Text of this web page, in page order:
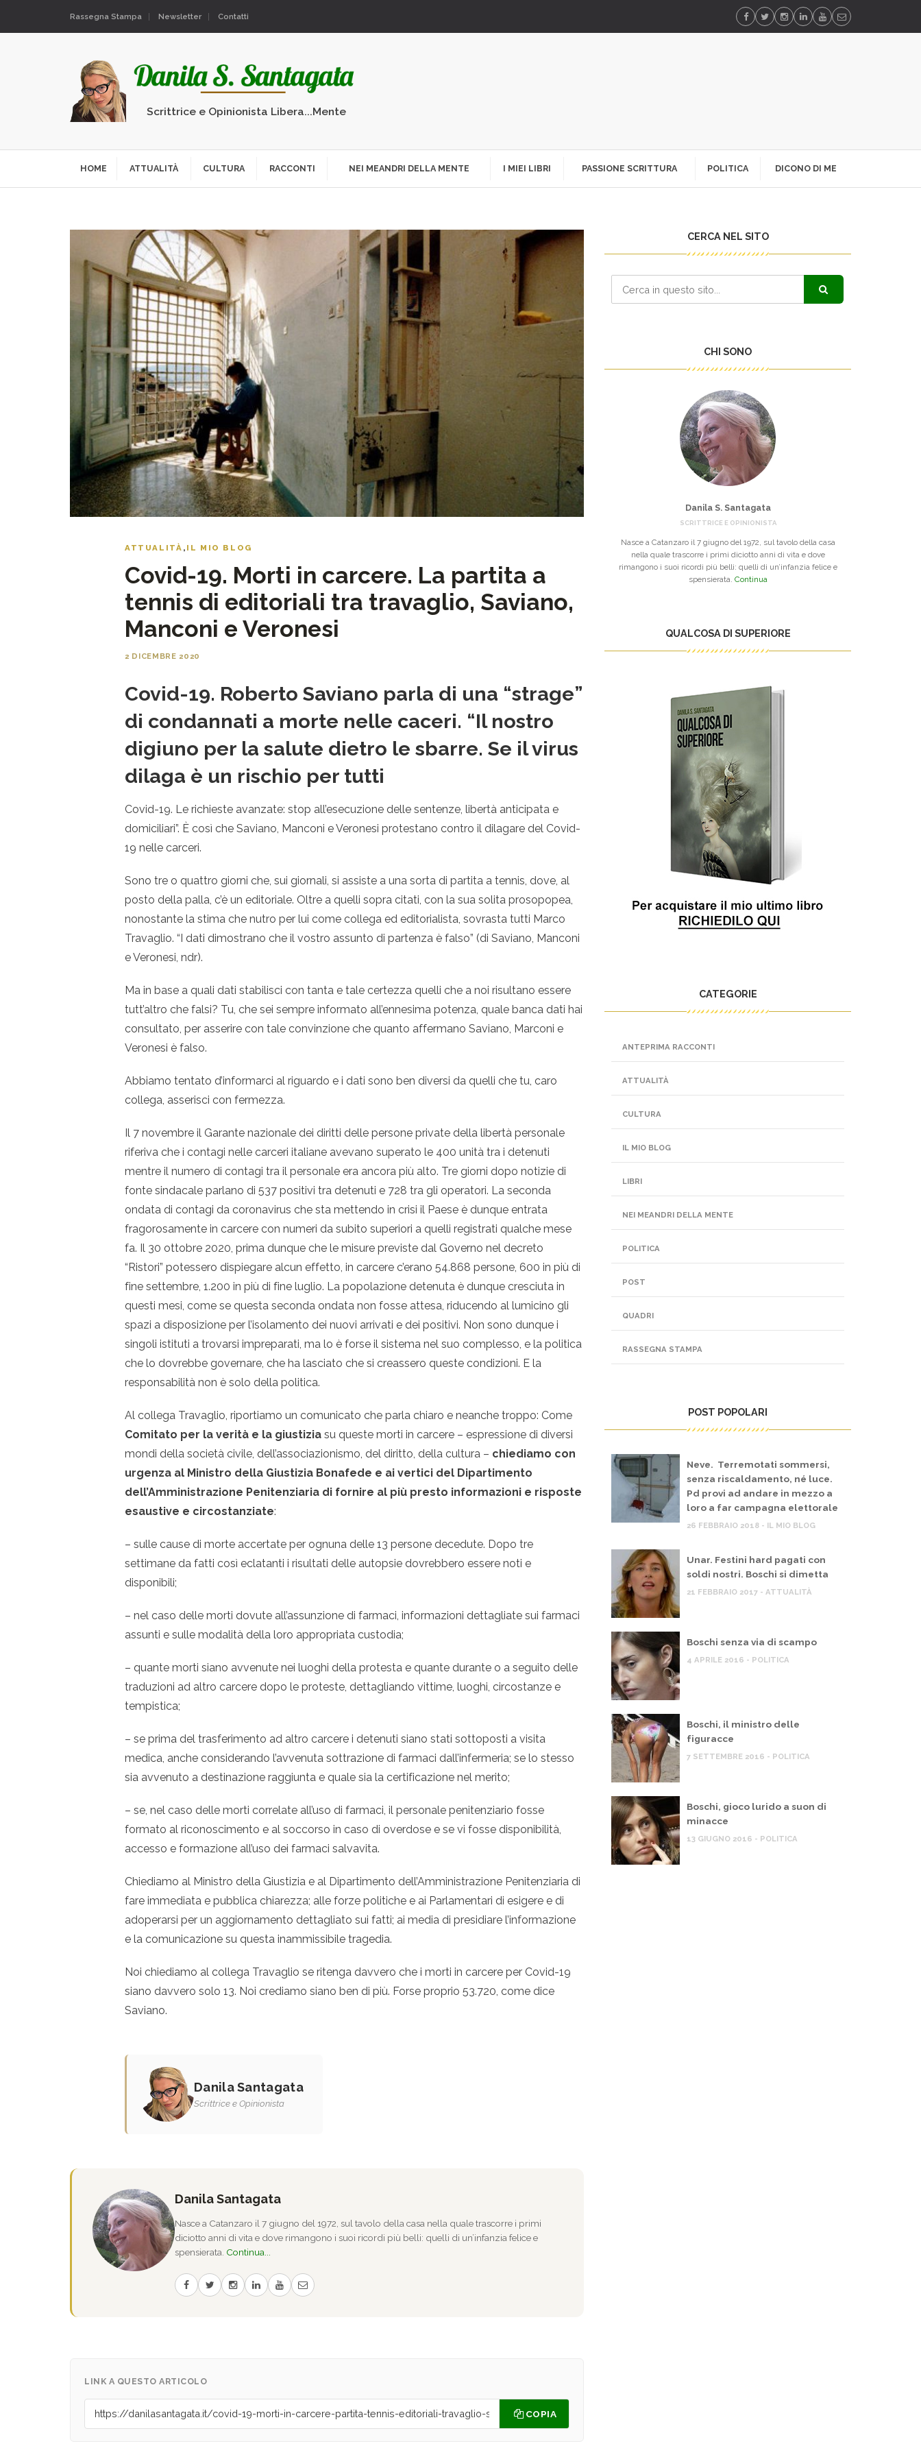
Rassegna Stampa Newsletter Contatti
Scrittrice e Opinionista Libera...Mente
HOME ATTUALITÀ CULTURA RACCONTI NEI MEANDRI DELLA MENTE I MIEI LIBRI PASSIONE SCRITTURA POLITICA DICONO DI ME
ATTUALITÀ , IL MIO BLOG
Covid-19. Morti in carcere. La partita a
tennis di editoriali tra travaglio, Saviano,
Manconi e Veronesi
2 DICEMBRE 2020
Covid-19. Roberto Saviano parla di una “strage”
di condannati a morte nelle caceri. “Il nostro
digiuno per la salute dietro le sbarre. Se il virus
dilaga è un rischio per tutti
Covid-19. Le richieste avanzate: stop all’esecuzione delle sentenze, libertà anticipata e
domiciliari”. È così che Saviano, Manconi e Veronesi protestano contro il dilagare del Covid-
19 nelle carceri.
Sono tre o quattro giorni che, sui giornali, si assiste a una sorta di partita a tennis, dove, al
posto della palla, c’è un editoriale. Oltre a quelli sopra citati, con la sua solita prosopopea,
nonostante la stima che nutro per lui come collega ed editorialista, sovrasta tutti Marco
Travaglio. “I dati dimostrano che il vostro assunto di partenza è falso” (di Saviano, Manconi
e Veronesi, ndr).
Ma in base a quali dati stabilisci con tanta e tale certezza quelli che a noi risultano essere
tutt’altro che falsi? Tu, che sei sempre informato all’ennesima potenza, quale banca dati hai
consultato, per asserire con tale convinzione che quanto affermano Saviano, Marconi e
Veronesi è falso.
Abbiamo tentato d’informarci al riguardo e i dati sono ben diversi da quelli che tu, caro
collega, asserisci con fermezza.
Il 7 novembre il Garante nazionale dei diritti delle persone private della libertà personale
riferiva che i contagi nelle carceri italiane avevano superato le 400 unità tra i detenuti
mentre il numero di contagi tra il personale era ancora più alto. Tre giorni dopo notizie di
fonte sindacale parlano di 537 positivi tra detenuti e 728 tra gli operatori. La seconda
ondata di contagi da coronavirus che sta mettendo in crisi il Paese è dunque entrata
fragorosamente in carcere con numeri da subito superiori a quelli registrati qualche mese
fa. Il 30 ottobre 2020, prima dunque che le misure previste dal Governo nel decreto
“Ristori” potessero dispiegare alcun effetto, in carcere c’erano 54.868 persone, 600 in più di
fine settembre, 1.200 in più di fine luglio. La popolazione detenuta è dunque cresciuta in
questi mesi, come se questa seconda ondata non fosse attesa, riducendo al lumicino gli
spazi a disposizione per l’isolamento dei nuovi arrivati e dei positivi. Non sono dunque i
singoli istituti a trovarsi impreparati, ma lo è forse il sistema nel suo complesso, e la politica
che lo dovrebbe governare, che ha lasciato che si creassero queste condizioni. E la
responsabilità non è solo della politica.
Al collega Travaglio, riportiamo un comunicato che parla chiaro e neanche troppo: Come
Comitato per la verità e la giustizia su queste morti in carcere – espressione di diversi
mondi della società civile, dell’associazionismo, del diritto, della cultura – chiediamo con
urgenza al Ministro della Giustizia Bonafede e ai vertici del Dipartimento
dell’Amministrazione Penitenziaria di fornire al più presto informazioni e risposte
esaustive e circostanziate:
– sulle cause di morte accertate per ognuna delle 13 persone decedute. Dopo tre
settimane da fatti così eclatanti i risultati delle autopsie dovrebbero essere noti e
disponibili;
– nel caso delle morti dovute all’assunzione di farmaci, informazioni dettagliate sui farmaci
assunti e sulle modalità della loro appropriata custodia;
– quante morti siano avvenute nei luoghi della protesta e quante durante o a seguito delle
traduzioni ad altro carcere dopo le proteste, dettagliando vittime, luoghi, circostanze e
tempistica;
– se prima del trasferimento ad altro carcere i detenuti siano stati sottoposti a visita
medica, anche considerando l’avvenuta sottrazione di farmaci dall’infermeria; se lo stesso
sia avvenuto a destinazione raggiunta e quale sia la certificazione nel merito;
– se, nel caso delle morti correlate all’uso di farmaci, il personale penitenziario fosse
formato al riconoscimento e al soccorso in caso di overdose e se vi fosse disponibilità,
accesso e formazione all’uso dei farmaci salvavita.
Chiediamo al Ministro della Giustizia e al Dipartimento dell’Amministrazione Penitenziaria di
fare immediata e pubblica chiarezza; alle forze politiche e ai Parlamentari di esigere e di
adoperarsi per un aggiornamento dettagliato sui fatti; ai media di presidiare l’informazione
e la comunicazione su questa inammissibile tragedia.
Noi chiediamo al collega Travaglio se ritenga davvero che i morti in carcere per Covid-19
siano davvero solo 13. Noi crediamo siano ben di più. Forse proprio 53.720, come dice
Saviano.
Danila Santagata
Scrittrice e Opinionista
Danila Santagata
Nasce a Catanzaro il 7 giugno del 1972, sul tavolo della casa nella quale trascorre i primi
diciotto anni di vita e dove rimangono i suoi ricordi più belli: quelli di un’infanzia felice e
spensierata. Continua...
LINK A QUESTO ARTICOLO
COPIA
CERCA NEL SITO
CHI SONO
Danila S. Santagata
SCRITTRICE E OPINIONISTA
Nasce a Catanzaro il 7 giugno del 1972, sul tavolo della casa
nella quale trascorre i primi diciotto anni di vita e dove
rimangono i suoi ricordi più belli: quelli di un’infanzia felice e
spensierata. Continua
QUALCOSA DI SUPERIORE
CATEGORIE
ANTEPRIMA RACCONTI
ATTUALITÀ
CULTURA
IL MIO BLOG
LIBRI
NEI MEANDRI DELLA MENTE
POLITICA
POST
QUADRI
RASSEGNA STAMPA
POST POPOLARI
Neve. Terremotati sommersi,
senza riscaldamento, né luce.
Pd provi ad andare in mezzo a
loro a far campagna elettorale
26 FEBBRAIO 2018 - IL MIO BLOG
Unar. Festini hard pagati con
soldi nostri. Boschi si dimetta
21 FEBBRAIO 2017 - ATTUALITÀ
Boschi senza via di scampo
4 APRILE 2016 - POLITICA
Boschi, il ministro delle
figuracce
7 SETTEMBRE 2016 - POLITICA
Boschi, gioco lurido a suon di
minacce
13 GIUGNO 2016 - POLITICA